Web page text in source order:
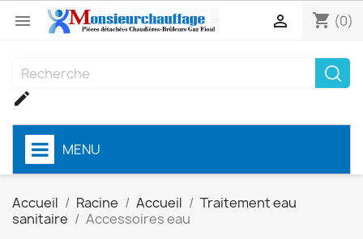
 shopping_cart (0)


MENU
Accueil Racine Accueil
Traitement eau
sanitaire
Accessoires eau